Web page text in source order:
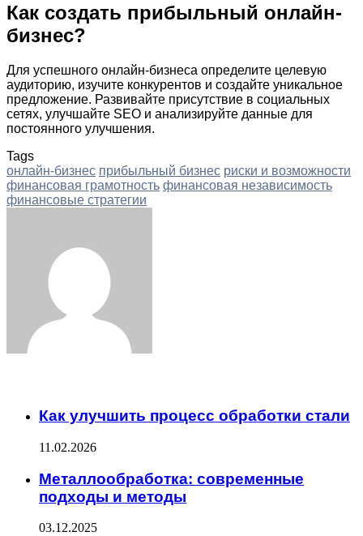
Как создать прибыльный онлайн-
бизнес?
Для успешного онлайн-бизнеса определите целевую
аудиторию, изучите конкурентов и создайте уникальное
предложение. Развивайте присутствие в социальных
сетях, улучшайте SEO и анализируйте данные для
постоянного улучшения.
Tags
онлайн-бизнес прибыльный бизнес риски и возможности
финансовая грамотность финансовая независимость
финансовые стратегии
Как улучшить процесс обработки стали
11.02.2026
Металлообработка: современные
подходы и методы
03.12.2025